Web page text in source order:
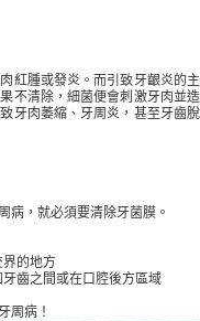
紅腫或發炎。而引致牙齦炎的主
不清除，細菌便會刺激牙肉並造
牙肉萎縮、牙周炎，甚至牙齒脫
病，就必須要清除牙菌膜。
界的地方
齒之間或在口腔後方區域
周病！